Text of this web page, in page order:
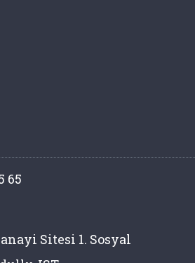
65
Sitesi 1. Sosyal